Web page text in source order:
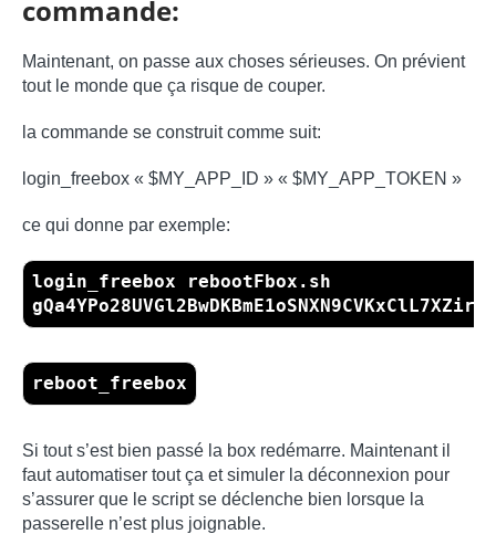
commande:
Maintenant, on passe aux choses sérieuses. On prévient
tout le monde que ça risque de couper.
la commande se construit comme suit:
login_freebox « $MY_APP_ID » « $MY_APP_TOKEN »
ce qui donne par exemple:
login_freebox rebootFbox.sh
reboot_freebox
Si tout s’est bien passé la box redémarre. Maintenant il
faut automatiser tout ça et simuler la déconnexion pour
s’assurer que le script se déclenche bien lorsque la
passerelle n’est plus joignable.